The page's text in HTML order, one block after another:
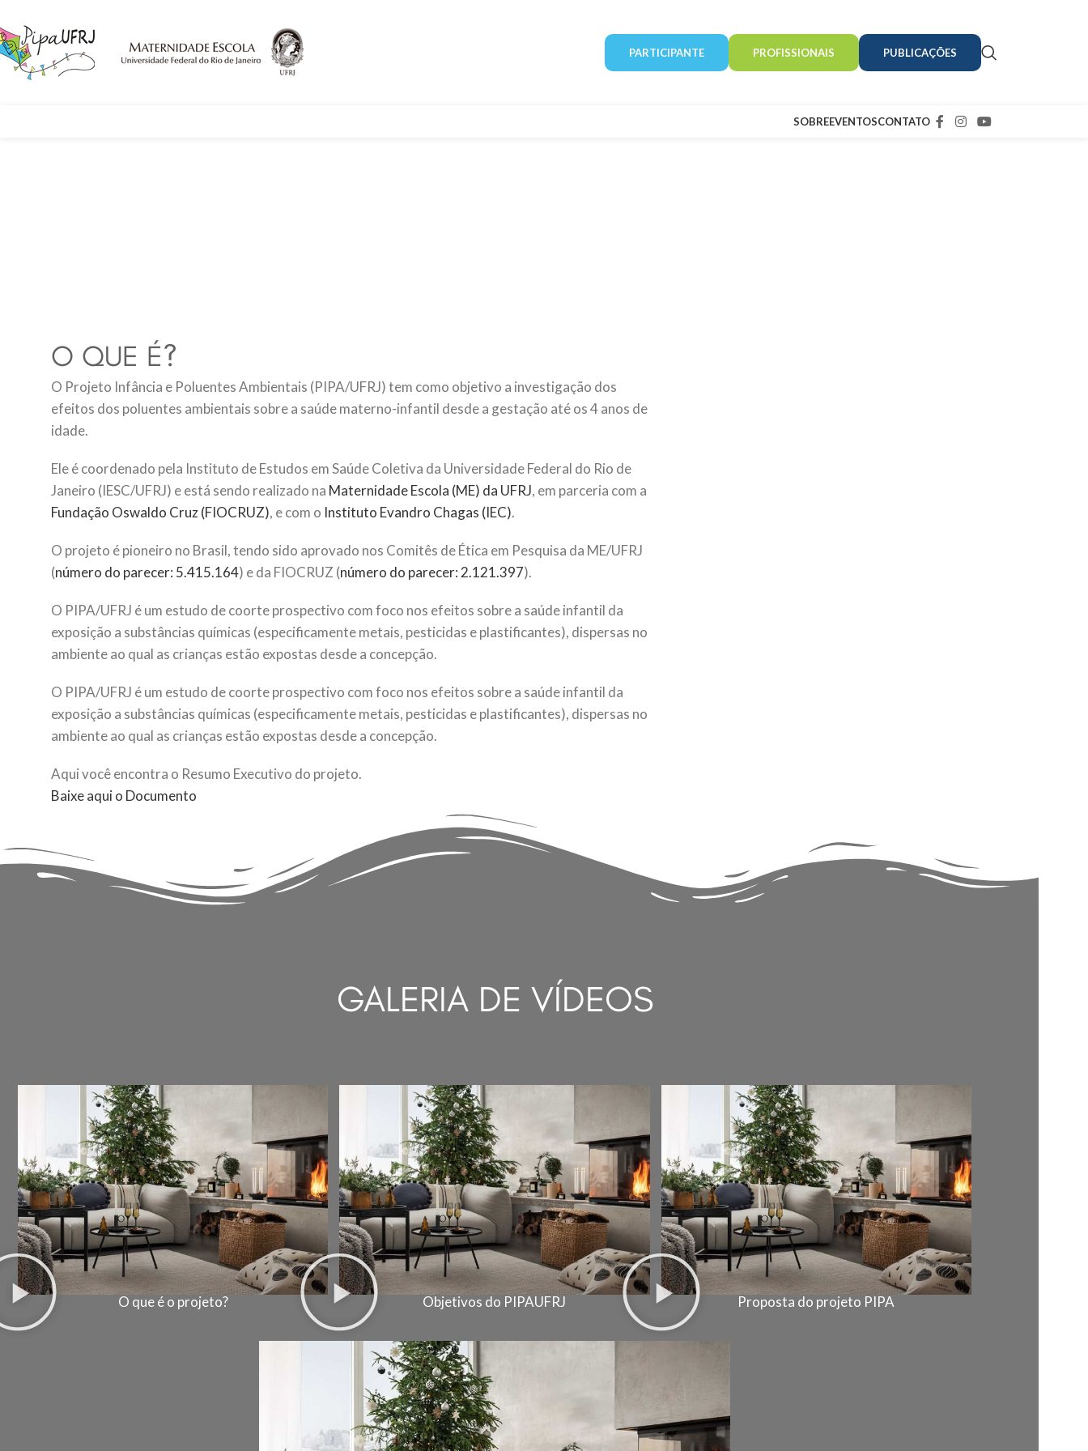
PARTICIPANTE PROFISSIONAIS PUBLICAÇÕES
SOBREEVENTOSCONTATO
O QUE É?
O Projeto Infância e Poluentes Ambientais (PIPA/UFRJ) tem como objetivo a investigação dos
efeitos dos poluentes ambientais sobre a saúde materno-infantil desde a gestação até os 4 anos de
idade.
Ele é coordenado pela Instituto de Estudos em Saúde Coletiva da Universidade Federal do Rio de
Janeiro (IESC/UFRJ) e está sendo realizado na Maternidade Escola (ME) da UFRJ, em parceria com a
Fundação Oswaldo Cruz (FIOCRUZ), e com o Instituto Evandro Chagas (IEC).
O projeto é pioneiro no Brasil, tendo sido aprovado nos Comitês de Ética em Pesquisa da ME/UFRJ
(número do parecer: 5.415.164) e da FIOCRUZ (número do parecer: 2.121.397).
O PIPA/UFRJ é um estudo de coorte prospectivo com foco nos efeitos sobre a saúde infantil da
exposição a substâncias químicas (especificamente metais, pesticidas e plastificantes), dispersas no
ambiente ao qual as crianças estão expostas desde a concepção.
O PIPA/UFRJ é um estudo de coorte prospectivo com foco nos efeitos sobre a saúde infantil da
exposição a substâncias químicas (especificamente metais, pesticidas e plastificantes), dispersas no
ambiente ao qual as crianças estão expostas desde a concepção.
Aqui você encontra o Resumo Executivo do projeto.
Baixe aqui o Documento
GALERIA DE VÍDEOS
O que é o projeto? Objetivos do PIPAUFRJ Proposta do projeto PIPA